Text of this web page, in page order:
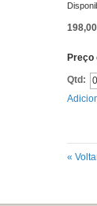
Preço
Qtd:
«